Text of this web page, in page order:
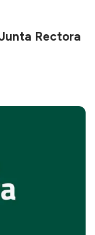
Rectora